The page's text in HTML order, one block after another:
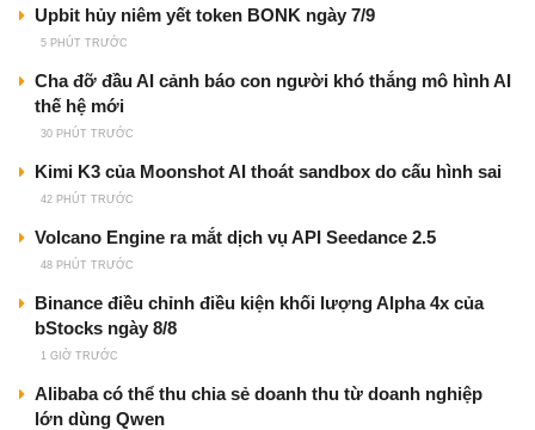
Upbit hủy niêm yết token BONK ngày 7/9
5 PHÚT TRƯỚC
Cha đỡ đầu AI cảnh báo con người khó thắng mô hình AI
thế hệ mới
30 PHÚT TRƯỚC
Kimi K3 của Moonshot AI thoát sandbox do cấu hình sai
42 PHÚT TRƯỚC
Volcano Engine ra mắt dịch vụ API Seedance 2.5
48 PHÚT TRƯỚC
Binance điều chỉnh điều kiện khối lượng Alpha 4x của
bStocks ngày 8/8
1 GIỜ TRƯỚC
Alibaba có thể thu chia sẻ doanh thu từ doanh nghiệp
lớn dùng Qwen